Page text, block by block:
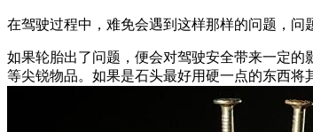
在驾驶过程中，难免会遇到这样那样的问题，问
如果轮胎出了问题，便会对驾驶安全带来一定
等尖锐物品。如果是石头最好用硬一点的东西